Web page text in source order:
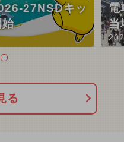
27NSDキッ
始
電
当
る